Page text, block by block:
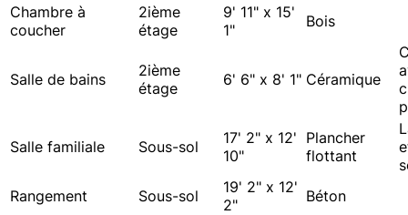
Chambre à
coucher
2ième
étage
9' 11" x 15'
1"
Bois
Salle de bains
2ième
étage
6' 6" x 8' 1" Céramique
Salle familiale Sous-sol
17' 2" x 12'
10"
Plancher
flottant
Rangement
Sous-sol
19' 2" x 12'
2"
Béton